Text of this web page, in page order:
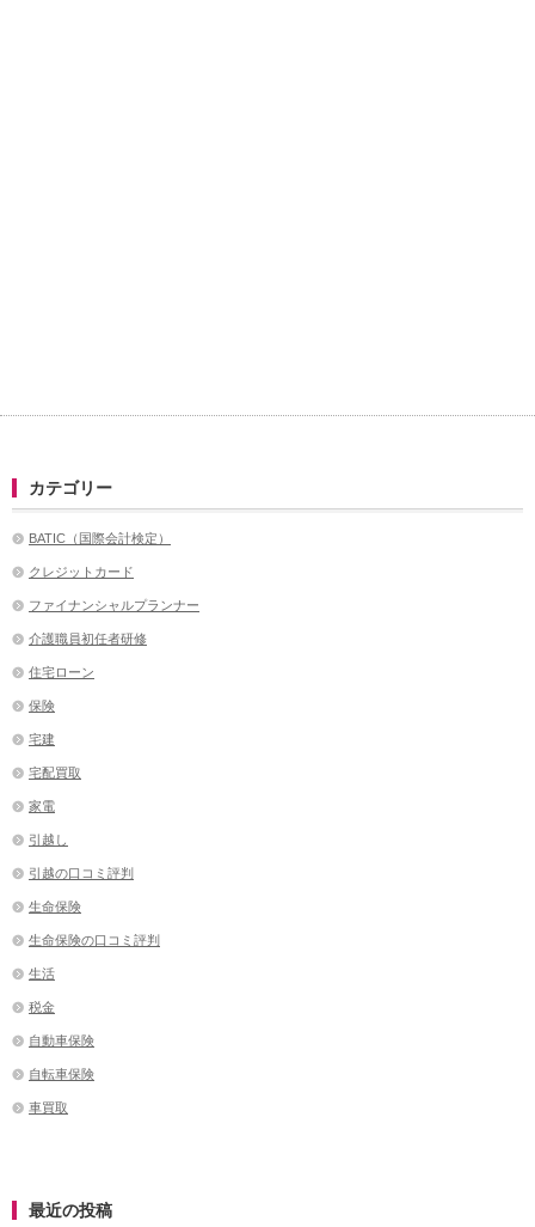
カテゴリー
BATIC（国際会計検定）
クレジットカード
ファイナンシャルプランナー
介護職員初任者研修
住宅ローン
保険
宅建
宅配買取
家電
引越し
引越の口コミ評判
生命保険
生命保険の口コミ評判
生活
税金
自動車保険
自転車保険
車買取
最近の投稿